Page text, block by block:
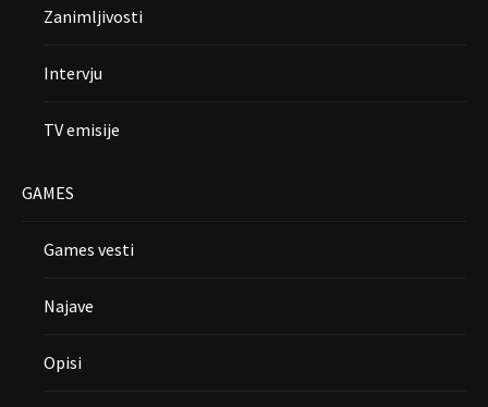
Zanimljivosti
Intervju
TV emisije
GAMES
Games vesti
Najave
Opisi